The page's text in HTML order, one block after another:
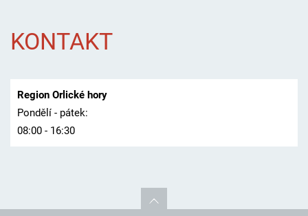
KONTAKT
Region Orlické hory
Pondělí - pátek:
08:00 - 16:30